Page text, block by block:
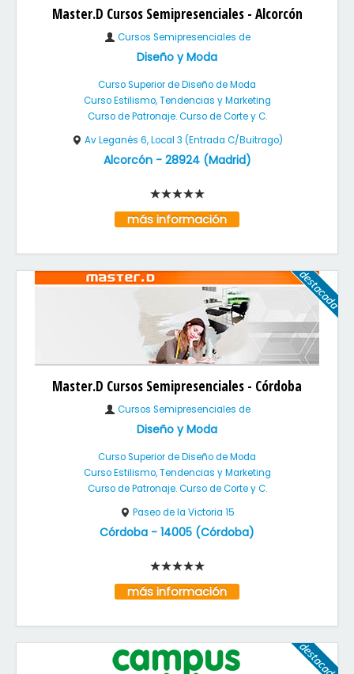
Master.D Cursos Semipresenciales - Alcorcón
Cursos Semipresenciales de
Diseño y Moda
Curso Superior de Diseño de Moda
Curso Estilismo, Tendencias y Marketing
Curso de Patronaje. Curso de Corte y C.
Av Leganés 6, Local 3 (Entrada C/Buitrago)
Alcorcón- 28924(Madrid)
más información
Master.D Cursos Semipresenciales - Córdoba
Cursos Semipresenciales de
Diseño y Moda
Curso Superior de Diseño de Moda
Curso Estilismo, Tendencias y Marketing
Curso de Patronaje. Curso de Corte y C.
Paseo de la Victoria 15
Córdoba - 14005 (Córdoba)
más información